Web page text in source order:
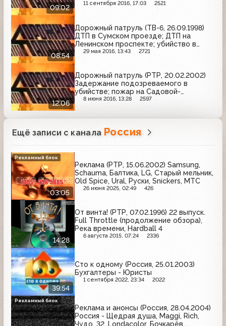
09:02
коттедж в Наро-Фоминском районе
11 сентября 2016, 17:03 2521
08:54
Дорожный патруль (ТВ-6, 26.09.1998)
ДТП в Сумском проезде; ДТП на
Ленинском проспекте; убийство в
Прямом переулке
29 мая 2016, 13:43 2721
12:06
Дорожный патруль (РТР, 20.02.2002)
Задержание подозреваемого в
убийстве; пожар на Садовой-
Самотёчной улице; ДТП на
8 июня 2016, 13:28 2597
Ещё записи с канала Россия
03:05
Реклама (РТР, 15.06.2002) Samsung,
Schauma, Балтика, LG, Старый мельник,
Old Spice, Ural, Руски, Snickers, МТС
26 июня 2025, 02:49 426
Рекламный блок
14:28
От винта! (РТР, 07.02.1996) 22 выпуск.
Full Throttle (продолжение обзора),
Река времени, Hardball 4
6 августа 2015, 07:24 2336
39:54
Сто к одному (Россия, 25.01.2003)
Бухгалтеры - Юристы
1 сентября 2022, 23:34 2022
Реклама и анонсы (Россия, 28.04.2004)
Россия - Щедрая душа, Maggi, Rich,
Чудо, 32, Londacolor, Бочкарёв,
Рекламный блок